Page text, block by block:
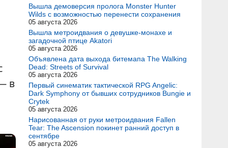
в
Вышла демоверсия пролога Monster Hunter
Wilds с возможностью перенести сохранения
05 августа 2026
Вышла метроидвания о девушке-монахе и
загадочной птице Akatori
05 августа 2026
Объявлена дата выхода битемапа The Walking
Dead: Streets of Survival
05 августа 2026
Первый синематик тактической RPG Angelic:
Dark Symphony от бывших сотрудников Bungie и
Crytek
05 августа 2026
Нарисованная от руки метроидвания Fallen
Tear: The Ascension покинет ранний доступ в
сентябре
05 августа 2026